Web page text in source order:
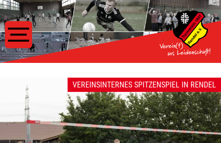
VEREINSINTERNES SPITZENSPIEL IN RENDEL